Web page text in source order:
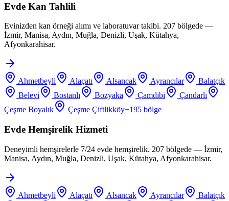
Evde Kan Tahlili
Evinizden kan örneği alımı ve laboratuvar takibi. 207 bölgede —
İzmir, Manisa, Aydın, Muğla, Denizli, Uşak, Kütahya,
Afyonkarahisar.
Ahmetbeyli Alaçatı Alsancak Ayrancılar
Balatçık
Belevi
Bostanlı Bozyaka Çamdibi
Çandarlı
Çeşme Boyalık
Çeşme Çiftlikköy+195 bölge
Evde Hemşirelik Hizmeti
Deneyimli hemşirelerle 7/24 evde hemşirelik. 207 bölgede — İzmir,
Manisa, Aydın, Muğla, Denizli, Uşak, Kütahya, Afyonkarahisar.
Ahmetbeyli Alaçatı Alsancak Ayrancılar Balatçık